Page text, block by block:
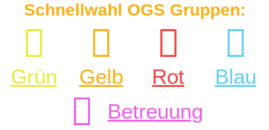
Schnellwahl OGS Gruppen:
Grün Gelb Rot
Blau
Betreuung